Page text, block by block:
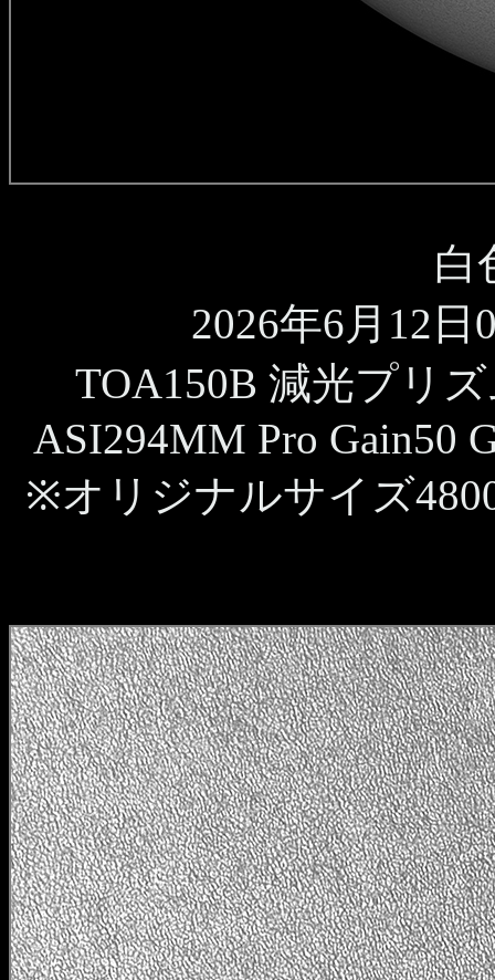
白
2026年6月12
TOA150B 減光プリ
ASI294MM Pro Gain50
※オリジナルサイズ